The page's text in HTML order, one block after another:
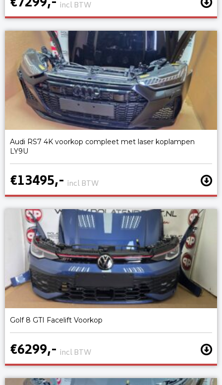
incl BTW
Audi RS7 4K voorkop compleet met laser koplampen
LY9U
€13495,- incl BTW
Golf 8 GTI Facelift Voorkop
€6299,- incl BTW